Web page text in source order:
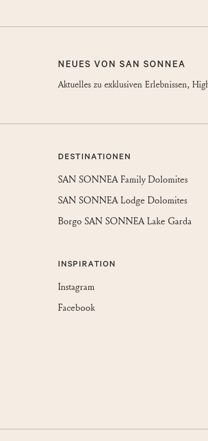
NEUES VON SAN SONNEA
Aktuelles zu exklusiven Erlebnissen,
DESTINATIONEN
SAN SONNEA Family Dolomites
SAN SONNEA Lodge Dolomites
Borgo SAN SONNEA Lake Garda
INSPIRATION
Instagram
Facebook